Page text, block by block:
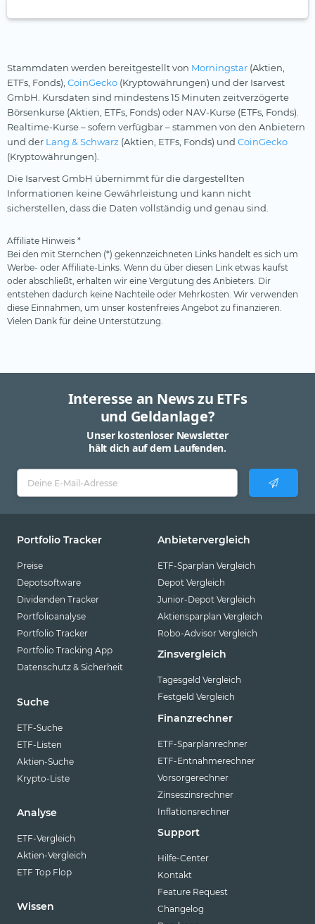
Ossiam
Palmer Square
Pictet
Pimco
Robeco
Schroders
SocGen
State Street SPDR
Steelcoin
Swisscanto
Virtune
WisdomTree (1)
XACT
YourIndex
Stammdaten werden bereitgestellt von Morningstar (Aktien,
ETFs, Fonds), CoinGecko (Kryptowährungen) und der Isarvest
GmbH. Kursdaten sind mindestens 15 Minuten zeitverzögerte
Börsenkurse (Aktien, ETFs, Fonds) oder NAV-Kurse (ETFs, Fonds).
Realtime-Kurse – sofern verfügbar – stammen von den Anbietern
und der Lang & Schwarz (Aktien, ETFs, Fonds) und CoinGecko
(Kryptowährungen).
Die Isarvest GmbH übernimmt für die dargestellten
Informationen keine Gewährleistung und kann nicht
sicherstellen, dass die Daten vollständig und genau sind.
Affiliate Hinweis *
Bei den mit Sternchen (*) gekennzeichneten Links handelt es sich um
Werbe- oder Affiliate-Links. Wenn du über diesen Link etwas kaufst
oder abschließt, erhalten wir eine Vergütung des Anbieters. Dir
entstehen dadurch keine Nachteile oder Mehrkosten. Wir verwenden
diese Einnahmen, um unser kostenfreies Angebot zu finanzieren.
Vielen Dank für deine Unterstützung.
Interesse an News zu ETFs
und Geldanlage?
Unser kostenloser Newsletter
hält dich auf dem Laufenden.
Portfolio Tracker
Preise
Depotsoftware
Dividenden Tracker
Portfolioanalyse
Portfolio Tracker
Portfolio Tracking App
Datenschutz & Sicherheit
Suche
ETF-Suche
ETF-Listen
Aktien-Suche
Krypto-Liste
Analyse
ETF-Vergleich
Aktien-Vergleich
ETF Top Flop
Wissen
Anbietervergleich
ETF-Sparplan Vergleich
Depot Vergleich
Junior-Depot Vergleich
Aktiensparplan Vergleich
Robo-Advisor Vergleich
Zinsvergleich
Tagesgeld Vergleich
Festgeld Vergleich
Finanzrechner
ETF-Sparplanrechner
ETF-Entnahmerechner
Vorsorgerechner
Zinseszinsrechner
Inflationsrechner
Support
Hilfe-Center
Kontakt
Feature Request
Changelog